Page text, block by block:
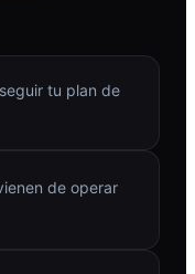
tu plan de
de operar